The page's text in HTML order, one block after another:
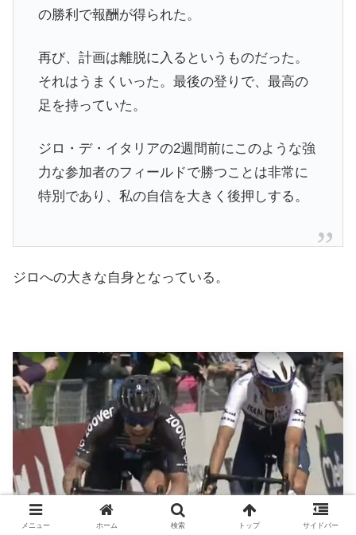
の勝利で報酬が得られた。
再び、計画は離脱に入るというものだった。
それはうまくいった。最後の登りで、最高の
足を持っていた。
ジロ・デ・イタリアの2週間前にこのような強
力な参加者のフィールドで勝つことは非常に
特別であり、私の自信を大きく後押しする。
ジロへの大きな自身となっている。
メニュー ホーム 検索 トップ サイドバー